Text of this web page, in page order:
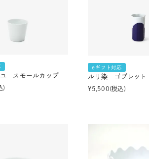
ユ スモールカップ
eギフト対応
ルリ染 ゴブレット
¥5,500 税込